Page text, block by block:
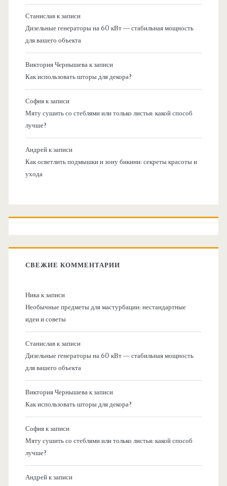
Станиславк записи
Дизельные генераторы на 60 кВт — стабильная мощность
для вашего объекта
Виктория Чернышевак записи
Как использовать шторы для декора?
Софияк записи
Мяту сушить со стеблями или только листья: какой способ
лучше?
Андрейк записи
Как осветлить подмышки и зону бикини: секреты красоты и
ухода
СВЕЖИЕ КОММЕНТАРИИ
Никак записи
Необычные предметы для мастурбации: нестандартные
идеи и советы
Станиславк записи
Дизельные генераторы на 60 кВт — стабильная мощность
для вашего объекта
Виктория Чернышевак записи
Как использовать шторы для декора?
Софияк записи
Мяту сушить со стеблями или только листья: какой способ
лучше?
Андрейк записи